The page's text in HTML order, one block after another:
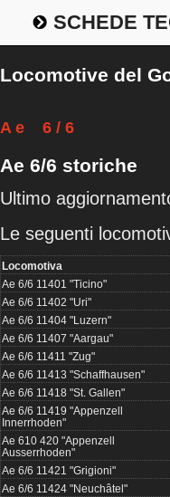
SCHEDE
Locomotive del
A e 6 / 6
Ae 6/6 storiche
Ultimo
Le seguenti
Locomotiva
Ae 6/6 11401 "Ticino"
Ae 6/6 11402 "Uri"
Ae 6/6 11404 "Luzern"
Ae 6/6 11407 "Aargau"
Ae 6/6 11411 "Zug"
Ae 6/6 11413 "Schaffhausen"
Ae 6/6 11418 "St. Gallen"
Ae 6/6 11419 "Appenzell
Innerrhoden"
Ae 610 420 "Appenzell
Ausserrhoden"
Ae 6/6 11421 "Grigioni"
Ae 6/6 11424 "Neuchâtel"